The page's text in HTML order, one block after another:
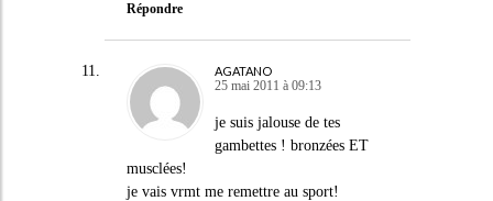
Répondre
AGATANO
25 mai 2011 à 09:13
je suis jalouse de tes
gambettes ! bronzées ET
musclées!
je vais vrmt me remettre au sport!